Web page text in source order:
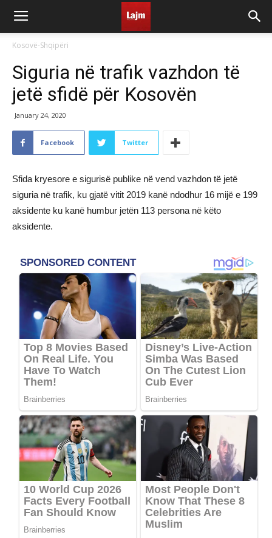
Kosovë-Shqipëri
Siguria në trafik vazhdon të
jetë sfidë për Kosovën
January 24, 2020
Facebook Twitter
Sfida kryesore e sigurisë publike në vend vazhdon të jetë
siguria në trafik, ku gjatë vitit 2019 kanë ndodhur 16 mijë e 199
aksidente ku kanë humbur jetën 113 persona në këto
aksidente.